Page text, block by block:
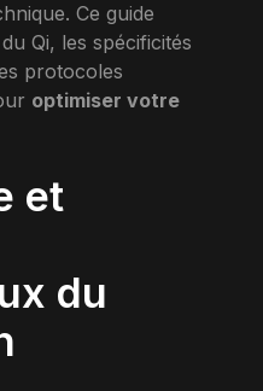
Ce guide
Qi, les spécificités
protocoles
optimiser votre
et
du